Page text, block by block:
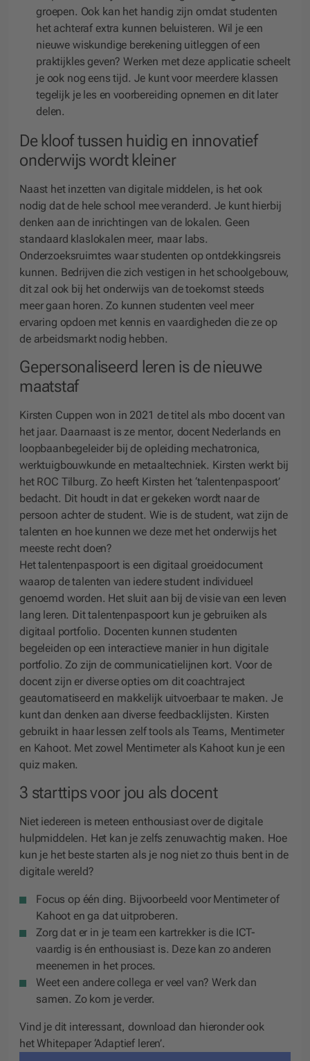
groepen. Ook kan het handig zijn omdat studenten
het achteraf extra kunnen beluisteren. Wil je een
nieuwe wiskundige berekening uitleggen of een
praktijkles geven? Werken met deze applicatie scheelt
je ook nog eens tijd. Je kunt voor meerdere klassen
tegelijk je les en voorbereiding opnemen en dit later
delen.
De kloof tussen huidig en innovatief
onderwijs wordt kleiner
Naast het inzetten van digitale middelen, is het ook
nodig dat de hele school mee veranderd. Je kunt hierbij
denken aan de inrichtingen van de lokalen. Geen
standaard klaslokalen meer, maar labs.
Onderzoeksruimtes waar studenten op ontdekkingsreis
kunnen. Bedrijven die zich vestigen in het schoolgebouw,
dit zal ook bij het onderwijs van de toekomst steeds
meer gaan horen. Zo kunnen studenten veel meer
ervaring opdoen met kennis en vaardigheden die ze op
de arbeidsmarkt nodig hebben.
Gepersonaliseerd leren is de nieuwe
maatstaf
Kirsten Cuppen won in 2021 de titel als mbo docent van
het jaar. Daarnaast is ze mentor, docent Nederlands en
loopbaanbegeleider bij de opleiding mechatronica,
werktuigbouwkunde en metaaltechniek. Kirsten werkt bij
het ROC Tilburg. Zo heeft Kirsten het ‘talentenpaspoort’
bedacht. Dit houdt in dat er gekeken wordt naar de
persoon achter de student. Wie is de student, wat zijn de
talenten en hoe kunnen we deze met het onderwijs het
meeste recht doen?
Het talentenpaspoort is een digitaal groeidocument
waarop de talenten van iedere student individueel
genoemd worden. Het sluit aan bij de visie van een leven
lang leren. Dit talentenpaspoort kun je gebruiken als
digitaal portfolio. Docenten kunnen studenten
begeleiden op een interactieve manier in hun digitale
portfolio. Zo zijn de communicatielijnen kort. Voor de
docent zijn er diverse opties om dit coachtraject
geautomatiseerd en makkelijk uitvoerbaar te maken. Je
kunt dan denken aan diverse feedbacklijsten. Kirsten
gebruikt in haar lessen zelf tools als Teams, Mentimeter
en Kahoot. Met zowel Mentimeter als Kahoot kun je een
quiz maken.
3 starttips voor jou als docent
Niet iedereen is meteen enthousiast over de digitale
hulpmiddelen. Het kan je zelfs zenuwachtig maken. Hoe
kun je het beste starten als je nog niet zo thuis bent in de
digitale wereld?
Focus op één ding. Bijvoorbeeld voor Mentimeter of
Kahoot en ga dat uitproberen.
Zorg dat er in je team een kartrekker is die ICT-
vaardig is én enthousiast is. Deze kan zo anderen
meenemen in het proces.
Weet een andere collega er veel van? Werk dan
samen. Zo kom je verder.
Vind je dit interessant, download dan hieronder ook
hetWhitepaper ‘Adaptief leren’.